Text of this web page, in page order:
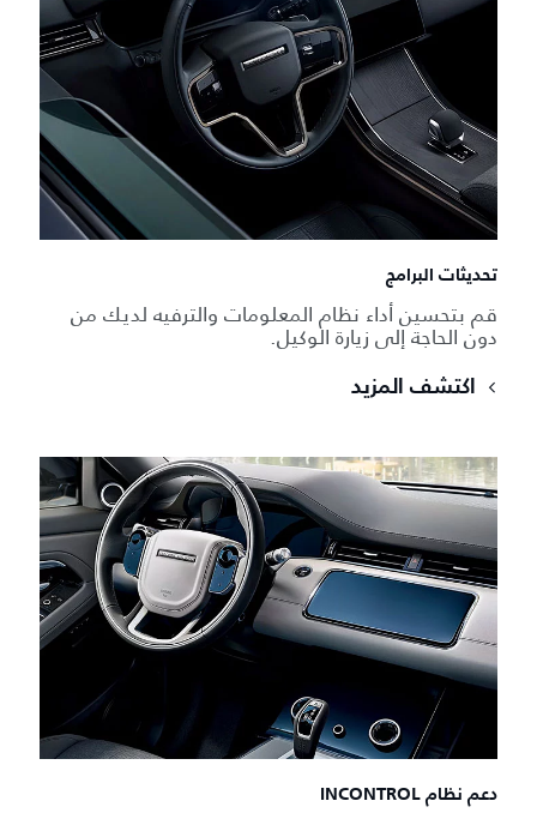
تحديثات البرامج
قم بتحسين أداء نظام المعلومات والترفيه لديك من
دون الحاجة إلى زيارة الوكيل.
اكتشف المزيد
دعم نظام INCONTROL